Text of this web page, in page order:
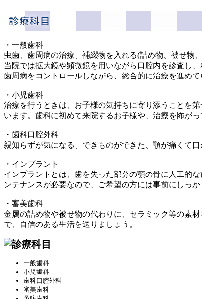
・一般歯科
虫歯、歯周病の治療、補綴物を入れる(詰め物、被せ物
当院では拡大鏡や顕微鏡を用いながら口腔内を診査し、
歯周病をコントロールしながら、総合的に治療を進めて
・小児歯科
治療を行うときは、お子様の気持ちに寄り添うことを
います。歯科に初めて来院するお子様や、治療を怖が
・歯科口腔外科
親知らずが気になる、できものができた、顎が痛くて
・インプラント
インプラントとは、歯を失った部分の顎の骨に人工的
ンテナンスが必要なので、ご希望の方には事前にしっ
・審美歯科
金属の詰め物や被せ物の代わりに、セラミック等の素
で、自信のある生活を送りましょう。
一般歯科
小児歯科
歯科口腔外科
審美歯科